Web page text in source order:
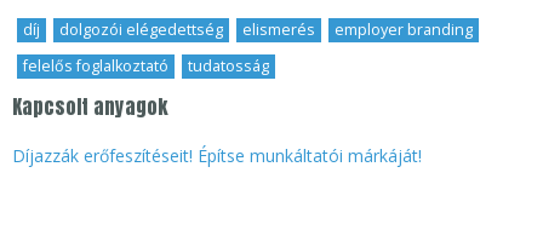
díj dolgozói elégedettség elismerés employer branding
felelős foglalkoztató
tudatosság
Kapcsolt anyagok
Díjazzák erőfeszítéseit! Építse munkáltatói márkáját!